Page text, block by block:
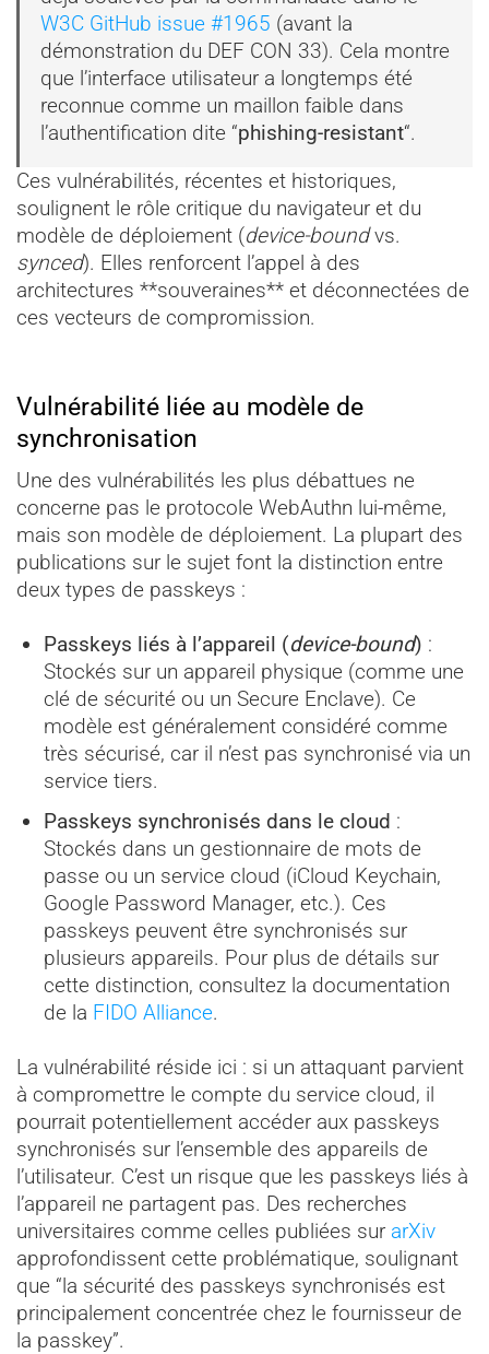
W3C GitHub issue #1965 (avant la
démonstration du DEF CON 33). Cela montre
que l’interface utilisateur a longtemps été
reconnue comme un maillon faible dans
l’authentification dite “phishing-resistant“.
Ces vulnérabilités, récentes et historiques,
soulignent le rôle critique du navigateur et du
modèle de déploiement (device-boundvs.
synced). Elles renforcent l’appel à des
architectures **souveraines** et déconnectées de
ces vecteurs de compromission.
Vulnérabilité liée au modèle de
synchronisation
Une des vulnérabilités les plus débattues ne
concerne pas le protocole WebAuthn lui-même,
mais son modèle de déploiement. La plupart des
publications sur le sujet font la distinction entre
deux types de passkeys :
Passkeys liés à l’appareil (device-bound) :
Stockés sur un appareil physique (comme une
clé de sécurité ou un Secure Enclave). Ce
modèle est généralement considéré comme
très sécurisé, car il n’est pas synchronisé via un
service tiers.
Passkeys synchronisés dans le cloud :
Stockés dans un gestionnaire de mots de
passe ou un service cloud (iCloud Keychain,
Google Password Manager, etc.). Ces
passkeys peuvent être synchronisés sur
plusieurs appareils. Pour plus de détails sur
cette distinction, consultez la documentation
de la FIDO Alliance.
La vulnérabilité réside ici : si un attaquant parvient
à compromettre le compte du service cloud, il
pourrait potentiellement accéder aux passkeys
synchronisés sur l’ensemble des appareils de
l’utilisateur. C’est un risque que les passkeys liés à
l’appareil ne partagent pas. Des recherches
universitaires comme celles publiées sur arXiv
approfondissent cette problématique, soulignant
que “la sécurité des passkeys synchronisés est
principalement concentrée chez le fournisseur de
la passkey”.